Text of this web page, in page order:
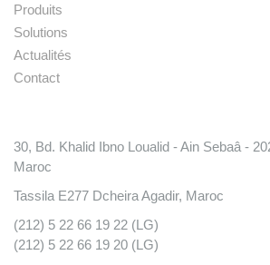
Produits
Solutions
Actualités
Contact
30, Bd. Khalid Ibno Loualid - Ain Sebaâ -
Maroc
Tassila E277 Dcheira Agadir, Maroc
(212) 5 22 66 19 22 (LG)
(212) 5 22 66 19 20 (LG)